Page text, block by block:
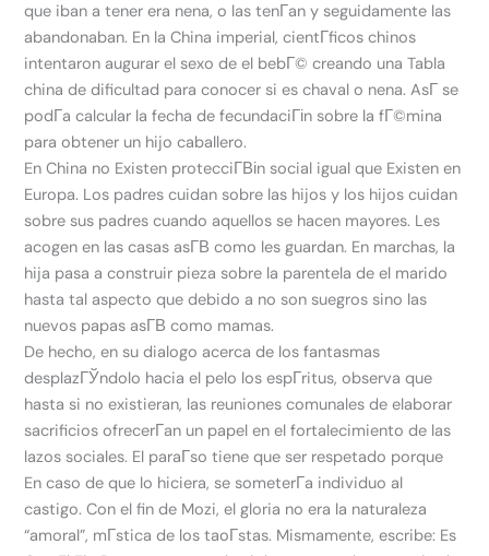
que iban a tener era nena, o las tenГ­an y seguidamente las
abandonaban. En la China imperial, cientГ­ficos chinos
intentaron augurar el sexo de el bebГ© creando una Tabla
china de dificultad para conocer si es chaval o nena. AsГ­ se
podГ­a calcular la fecha de fecundaciГіn sobre la fГ©mina
para obtener un hijo caballero.
En China no Existen protecciГ­Віn social igual que Existen en
Europa. Los padres cuidan sobre las hijos y los hijos cuidan
sobre sus padres cuando aquellos se hacen mayores. Les
acogen en las casas asГ­В­ como les guardan. En marchas, la
hija pasa a construir pieza sobre la parentela de el marido
hasta tal aspecto que debido a no son suegros sino las
nuevos papas asГ­В­ como mamas.
De hecho, en su dialogo acerca de los fantasmas
desplazГЎndolo hacia el pelo los espГ­ritus, observa que
hasta si no existieran, las reuniones comunales de elaborar
sacrificios ofrecerГ­an un papel en el fortalecimiento de las
lazos sociales. El paraГ­so tiene que ser respetado porque
En caso de que lo hiciera, se someterГ­a individuo al
castigo. Con el fin de Mozi, el gloria no era la naturaleza
“amoral”, mГ­stica de los taoГ­stas. Mismamente, escribe: Es